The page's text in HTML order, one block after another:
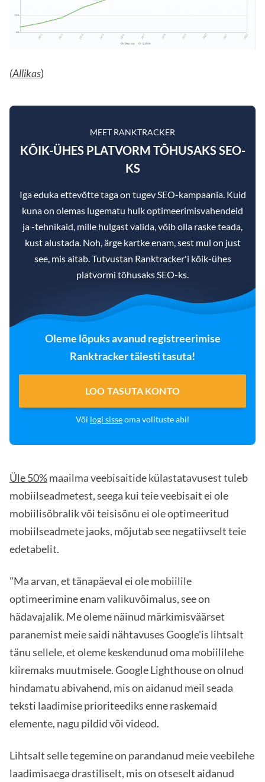
(Allikas)
MEET RANKTRACKER
KÕIK-ÜHES PLATVORM TÕHUSAKS SEO-
KS
Iga eduka ettevõtte taga on tugev SEO-kampaania. Kuid
kuna on olemas lugematu hulk optimeerimisvahendeid
ja -tehnikaid, mille hulgast valida, võib olla raske teada,
kust alustada. Noh, ärge kartke enam, sest mul on just
see, mis aitab. Tutvustan Ranktracker'i kõik-ühes
platvormi tõhusaks SEO-ks.
Oleme lõpuks avanud registreerimise
Ranktracker täiesti tasuta!
LOO TASUTA KONTO
Või logi sisseoma volituste abil
Üle 50%maailma veebisaitide külastatavusest tuleb
mobiilseadmetest, seega kui teie veebisait ei ole
mobiilisõbralik või teisisõnu ei ole optimeeritud
mobiilseadmete jaoks, mõjutab see negatiivselt teie
edetabelit.
"Ma arvan, et tänapäeval ei ole mobiilile
optimeerimine enam valikuvõimalus, see on
hädavajalik. Me oleme näinud märkimisväärset
paranemist meie saidi nähtavuses Google'is lihtsalt
tänu sellele, et oleme keskendunud oma mobiililehe
kiiremaks muutmisele. Google Lighthouse on olnud
hindamatu abivahend, mis on aidanud meil seada
teksti laadimise prioriteediks enne raskemaid
elemente, nagu pildid või videod.
Lihtsalt selle tegemine on parandanud meie veebilehe
laadimisaega drastiliselt, mis on otseselt aidanud